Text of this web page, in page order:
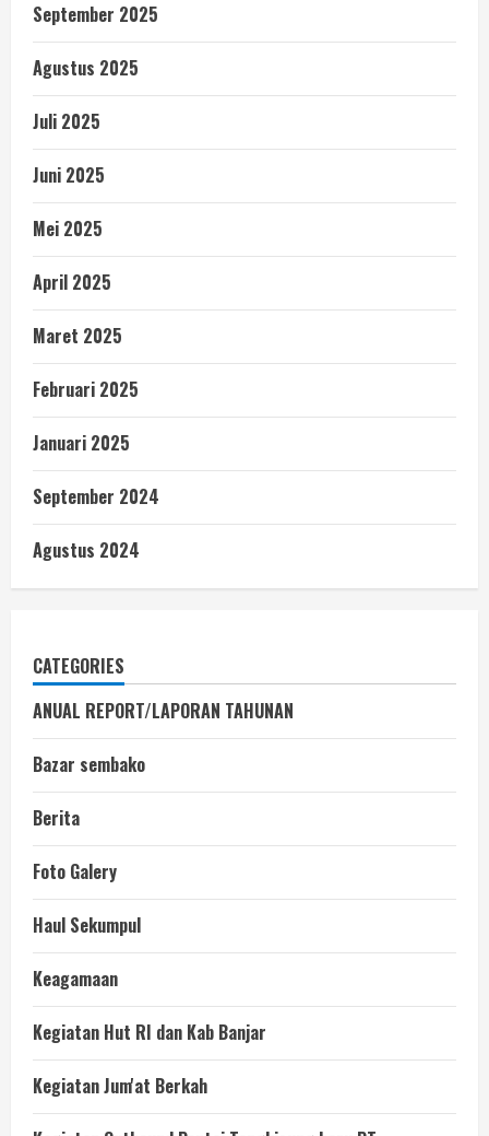
September 2025
Agustus 2025
Juli 2025
Juni 2025
Mei 2025
April 2025
Maret 2025
Februari 2025
Januari 2025
September 2024
Agustus 2024
CATEGORIES
ANUAL REPORT/LAPORAN TAHUNAN
Bazar sembako
Berita
Foto Galery
Haul Sekumpul
Keagamaan
Kegiatan Hut RI dan Kab Banjar
Kegiatan Jum'at Berkah